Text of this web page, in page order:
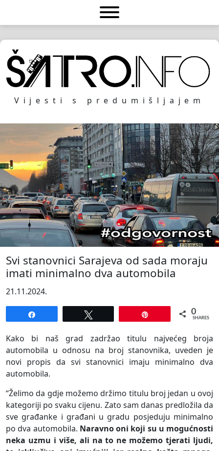
Vijesti s predumišljajem
Svi stanovnici Sarajeva od sada moraju
imati minimalno dva automobila
21.11.2024.
0
SHARES
Kako bi naš grad zadržao titulu najvećeg broja
automobila u odnosu na broj stanovnika, uveden je
novi propis da svi stanovnici imaju minimalno dva
automobila.
“Želimo da gdje možemo držimo titulu broj jedan u ovoj
kategoriji po svaku cijenu. Zato sam danas predložila da
sve građanke i građani u gradu posjeduju minimalno
po dva automobila. Naravno oni koji su u mogućnosti
neka uzmu i više, ali na to ne možemo tjerati ljudi,